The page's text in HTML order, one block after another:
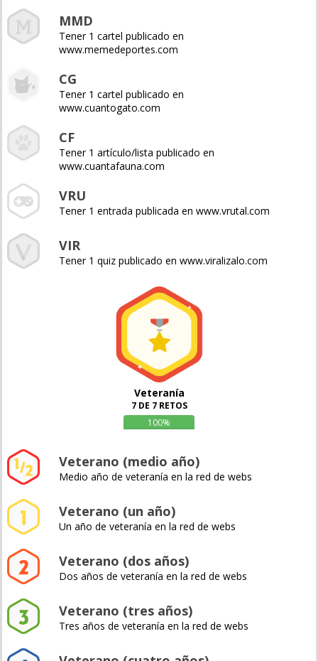
MMD
Tener 1 cartel publicado en
www.memedeportes.com
CG
Tener 1 cartel publicado en
www.cuantogato.com
CF
Tener 1 artículo/lista publicado en
www.cuantafauna.com
VRU
Tener 1 entrada publicada en www.vrutal.com
VIR
Tener 1 quiz publicado en www.viralizalo.com
Veteranía
7 DE 7 RETOS
100%
Veterano (medio año)
Medio año de veteranía en la red de webs
Veterano (un año)
Un año de veteranía en la red de webs
Veterano (dos años)
Dos años de veteranía en la red de webs
Veterano (tres años)
Tres años de veteranía en la red de webs